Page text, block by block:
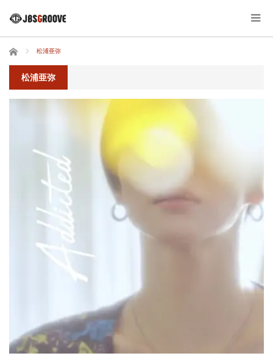
ホーム 松浦亜弥
松浦亜弥